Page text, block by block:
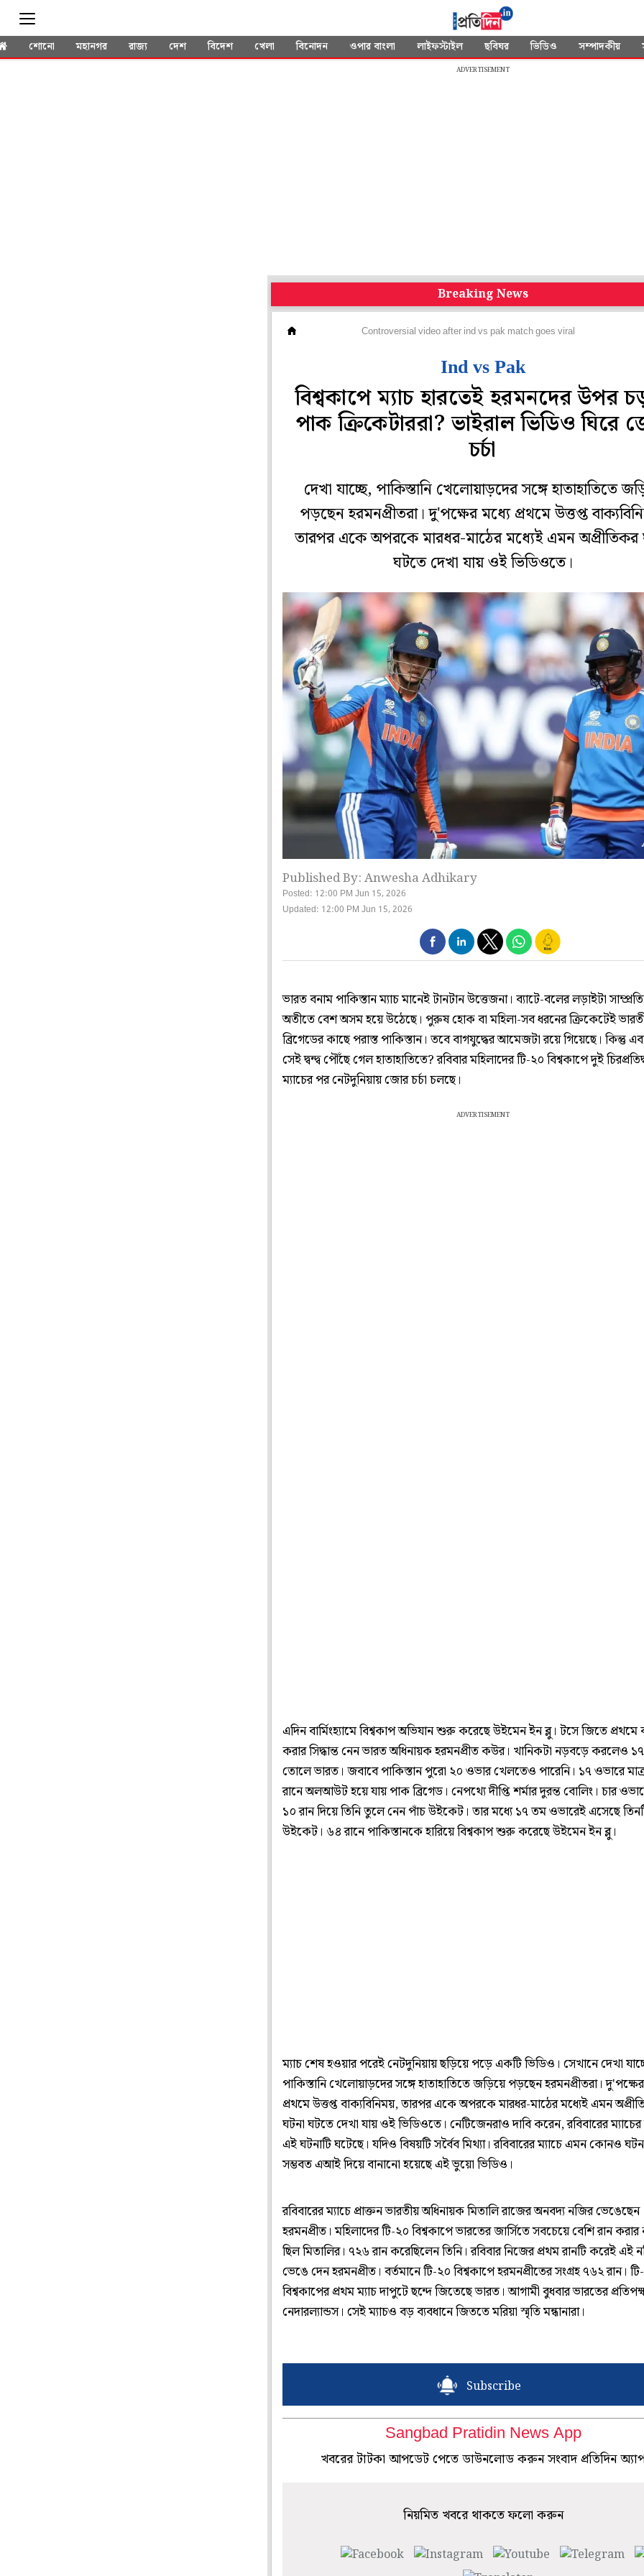
শোনো মহানগর রাজ্য দেশ বিদেশ খেলা বিনোদন ওপার বাংলা লাইফস্টাইল ছবিঘর ভিডিও সম্পাদকীয়
ADVERTISEMENT
Breaking News
Controversial video after ind vs pak match goes viral
Ind vs Pak
বিশ্বকাপে ম্যাচ হারতেই হরমনদের উপর
পাক ক্রিকেটাররা? ভাইরাল ভিডিও ঘিরে
চর্চা
দেখা যাচ্ছে, পাকিস্তানি খেলোয়াড়দের সঙ্গে হাতাহাতিতে
পড়ছেন হরমনপ্রীতরা। দু'পক্ষের মধ্যে প্রথমে উত্তপ্ত
তারপর একে অপরকে মারধর-মাঠের মধ্যেই এমন অপ্রীতিকর
ঘটতে দেখা যায় ওই ভিডিওতে।
Published By: Anwesha Adhikary
Posted: 12:00 PM Jun 15, 2026
Updated: 12:00 PM Jun 15, 2026
ভারত বনাম পাকিস্তান ম্যাচ মানেই টানটান উত্তেজনা। ব্যাটে-বলের লড়াইটা
অতীতে বেশ অসম হয়ে উঠেছে। পুরুষ হোক বা মহিলা-সব ধরনের ক্রিকেটেই
ব্রিগেডের কাছে পরাস্ত পাকিস্তান। তবে বাগযুদ্ধের আমেজটা রয়ে গিয়েছে। কিন্তু
সেই দ্বন্দ্ব পৌঁছে গেল হাতাহাতিতে? রবিবার মহিলাদের টি-২০ বিশ্বকাপে দুই
ম্যাচের পর নেটদুনিয়ায় জোর চর্চা চলছে।
ADVERTISEMENT
এদিন বার্মিংহ্যামে বিশ্বকাপ অভিযান শুরু করেছে উইমেন ইন ব্লু। টসে জিতে প্রথমে
করার সিদ্ধান্ত নেন ভারত অধিনায়ক হরমনপ্রীত কউর। খানিকটা নড়বড়ে করলেও
তোলে ভারত। জবাবে পাকিস্তান পুরো ২০ ওভার খেলতেও পারেনি। ১৭ ওভারে
রানে অলআউট হয়ে যায় পাক ব্রিগেড। নেপথ্যে দীপ্তি শর্মার দুরন্ত বোলিং। চার
১০ রান দিয়ে তিনি তুলে নেন পাঁচ উইকেট। তার মধ্যে ১৭ তম ওভারেই এসেছে
উইকেট। ৬৪ রানে পাকিস্তানকে হারিয়ে বিশ্বকাপ শুরু করেছে উইমেন ইন ব্লু।
ম্যাচ শেষ হওয়ার পরেই নেটদুনিয়ায় ছড়িয়ে পড়ে একটি ভিডিও। সেখানে দেখা
পাকিস্তানি খেলোয়াড়দের সঙ্গে হাতাহাতিতে জড়িয়ে পড়ছেন হরমনপ্রীতরা।
প্রথমে উত্তপ্ত বাক্যবিনিময়, তারপর একে অপরকে মারধর-মাঠের মধ্যেই এমন
ঘটনা ঘটতে দেখা যায় ওই ভিডিওতে। নেটিজেনরাও দাবি করেন, রবিবারের ম্যাচের
এই ঘটনাটি ঘটেছে। যদিও বিষয়টি সর্বৈব মিথ্যা। রবিবারের ম্যাচে এমন কোনও
সম্ভবত এআই দিয়ে বানানো হয়েছে এই ভুয়ো ভিডিও।
রবিবারের ম্যাচে প্রাক্তন ভারতীয় অধিনায়ক মিতালি রাজের অনবদ্য নজির ভেঙেছেন
হরমনপ্রীত। মহিলাদের টি-২০ বিশ্বকাপে ভারতের জার্সিতে সবচেয়ে বেশি রান
ছিল মিতালির। ৭২৬ রান করেছিলেন তিনি। রবিবার নিজের প্রথম রানটি করেই এই
ভেঙে দেন হরমনপ্রীত। বর্তমানে টি-২০ বিশ্বকাপে হরমনপ্রীতের সংগ্রহ ৭৬২ রান।
বিশ্বকাপের প্রথম ম্যাচ দাপুটে ছন্দে জিতেছে ভারত। আগামী বুধবার ভারতের
নেদারল্যান্ডস। সেই ম্যাচও বড় ব্যবধানে জিততে মরিয়া স্মৃতি মন্ধানারা।
Subscribe
Sangbad Pratidin News App
খবরের টাটকা আপডেট পেতে ডাউনলোড করুন সংবাদ প্রতিদিন
নিয়মিত খবরে থাকতে ফলো করুন